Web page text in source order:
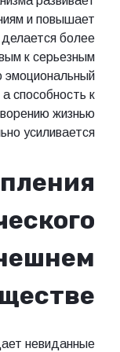
и повышает
более
к серьезным
эмоциональный
способность к
жизнью
усиливается.
невиданные